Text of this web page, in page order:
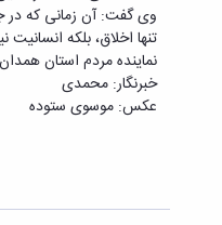
وی گفت: آن زمانی که در
تنها اخلاق، بلکه
نماینده مردم استان
خبرنگار: محمدی
عکس: موسوی ستوده